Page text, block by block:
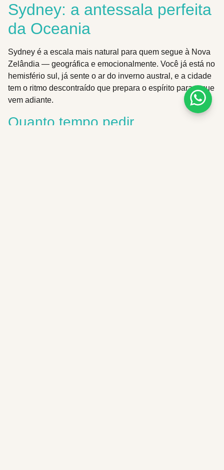
Sydney: a antessala perfeita
da Oceania
Sydney é a escala mais natural para quem segue à Nova
Zelândia — geográfica e emocionalmente. Você já está no
hemisfério sul, já sente o ar do inverno austral, e a cidade
tem o ritmo descontraído que prepara o espírito para o que
vem adiante.
Quanto tempo pedir